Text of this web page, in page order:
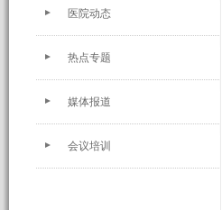
医院动态
热点专题
媒体报道
会议培训